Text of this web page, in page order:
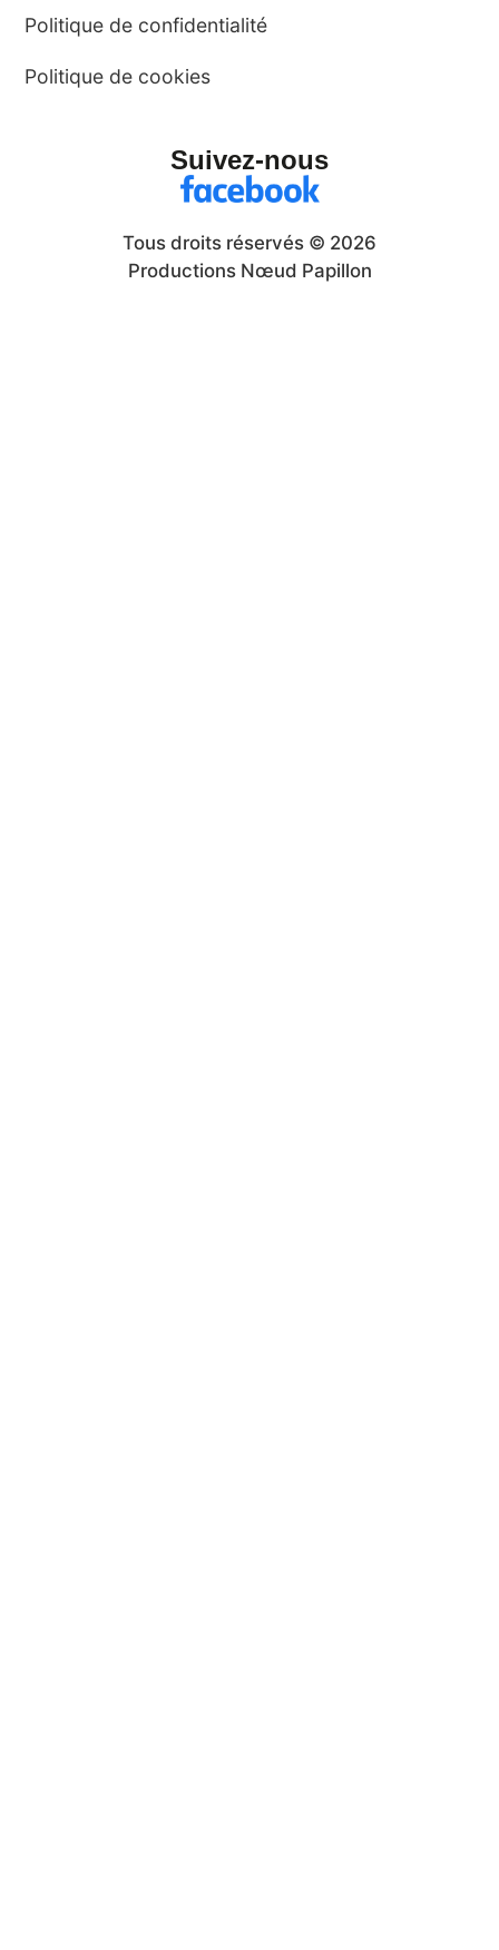
Politique de confidentialité
Politique de cookies
Suivez-nous
Tous droits réservés © 2026
Productions Nœud Papillon